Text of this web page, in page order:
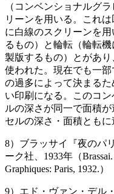
（コンベンショナルグ
リーンを用いる。これ
に白線のスクリーンを
るもの）と輪転（輪転
製版するもの）とがあ
使われた。現在でも一
の過多によって決まる
い印刷になる。このコ
ルの深さが同一で面積
セルの深さ・面積ともに
8）ブラッサイ『夜のパ
ーク社、1933年（
Graphiques: Paris, 1932.）
9）エド・ヴァン・デル